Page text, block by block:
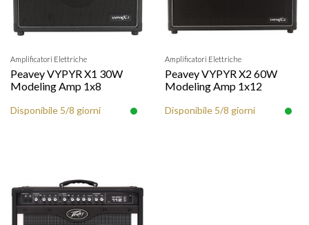
Amplificatori Elettriche
Peavey VYPYR X1 30W
Modeling Amp 1x8
Disponibile 5/8 giorni
Amplificatori Elettriche
Peavey VYPYR X2 60W
Modeling Amp 1x12
Disponibile 5/8 giorni